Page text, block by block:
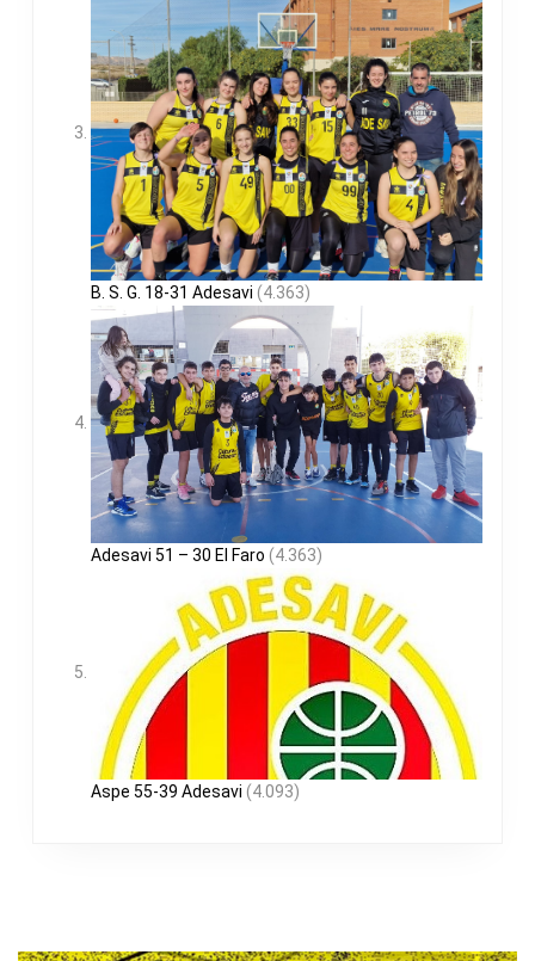
B. S. G. 18-31 Adesavi (4.363)
Adesavi 51 – 30 El Faro (4.363)
Aspe 55-39 Adesavi (4.093)